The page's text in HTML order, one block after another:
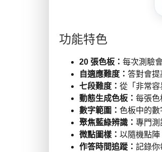
功能特色
20 張色板： 每次測驗
自適應難度： 答對會提
七段難度： 從「非常容
動態生成色板： 每張色
數字範圍： 色板中的數
聚焦藍綠辨識： 專門測
微點圖樣： 以隨機點陣
作答時間追蹤： 記錄你